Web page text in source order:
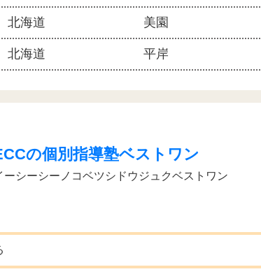
北海道 美園
北海道 平岸
の個別指導塾ベストワン
ーシーシーノコベツシドウジュクベストワン